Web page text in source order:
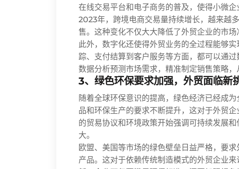
在线交易平台和电子商务的普及，使得小微
2023年，跨境电商交易量持续增长，越来越
售。这种变化不仅大大降低了外贸企业的市
此外，数字化还使得外贸业务的全过程能够
踪、支付结算到客户服务等方面，都可以通
数据分析预测市场需求，精准制定销售策略，
3、绿色环保要求加强，外贸面临新
随着全球环保意识的提高，绿色经济已经成
品和环保生产的要求不断提升，这对于外贸
的贸易协议和环境政策开始强调可持续发展
大。
欧盟、美国等市场的绿色壁垒日益严格，要
产品。这对于依赖传统制造模式的外贸企业